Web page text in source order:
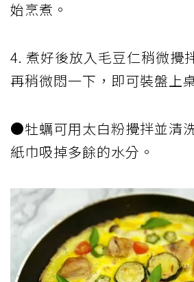
始烹煮。
4. 煮好後放入毛豆仁稍微攪
再稍微悶一下，即可裝盤上
●牡蠣可用太白粉攪拌並清
紙巾吸掉多餘的水分。